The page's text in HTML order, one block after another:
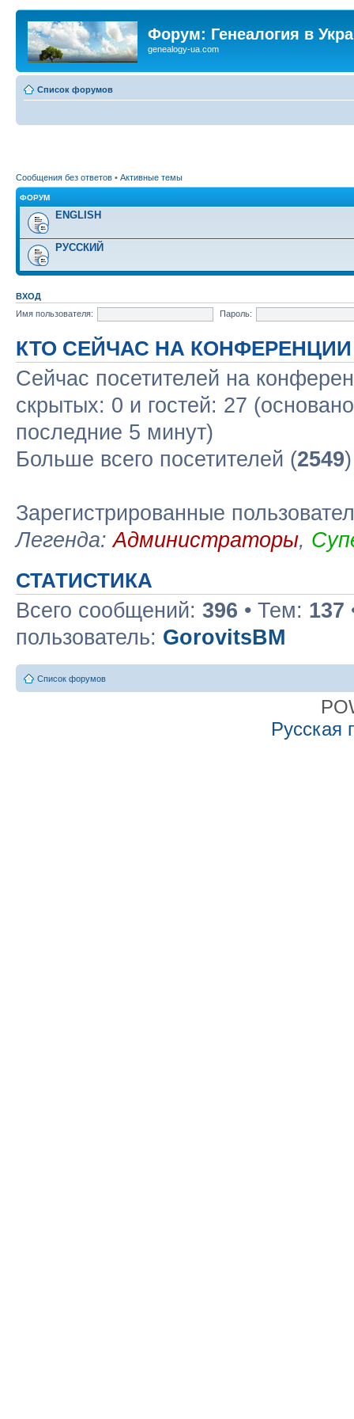
Форум: Генеалогия в
genealogy-ua.com
Список форумов
Сообщения без ответов • Активные темы
ФОРУМ
ENGLISH
РУССКИЙ
ВХОД
Имя пользователя:
Пароль:
КТО СЕЙЧАС НА КОНФЕРЕНЦИИ
Сейчас посетителей на
скрытых: 0 и гостей: 27
последние 5 минут)
Больше всего посетителей (2549
Зарегистрированные
Легенда:Администраторы,
СТАТИСТИКА
Всего сообщений: 396 • Тем: 137
пользователь: GorovitsBM
Список форумов
Русская